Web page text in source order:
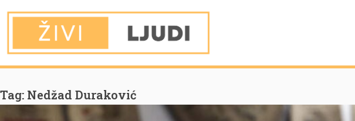
You are Here
Home
Nedžad Duraković
Tag: Nedžad Duraković